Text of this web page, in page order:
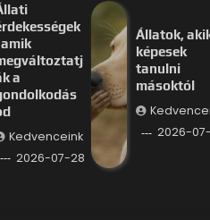
amik
a
Kedvenceink
2026-07-28
Állatok,
képesek
tanulni
másoktól
2026-